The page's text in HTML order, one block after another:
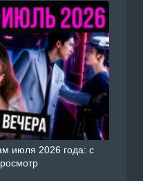
июля 2026 года: с